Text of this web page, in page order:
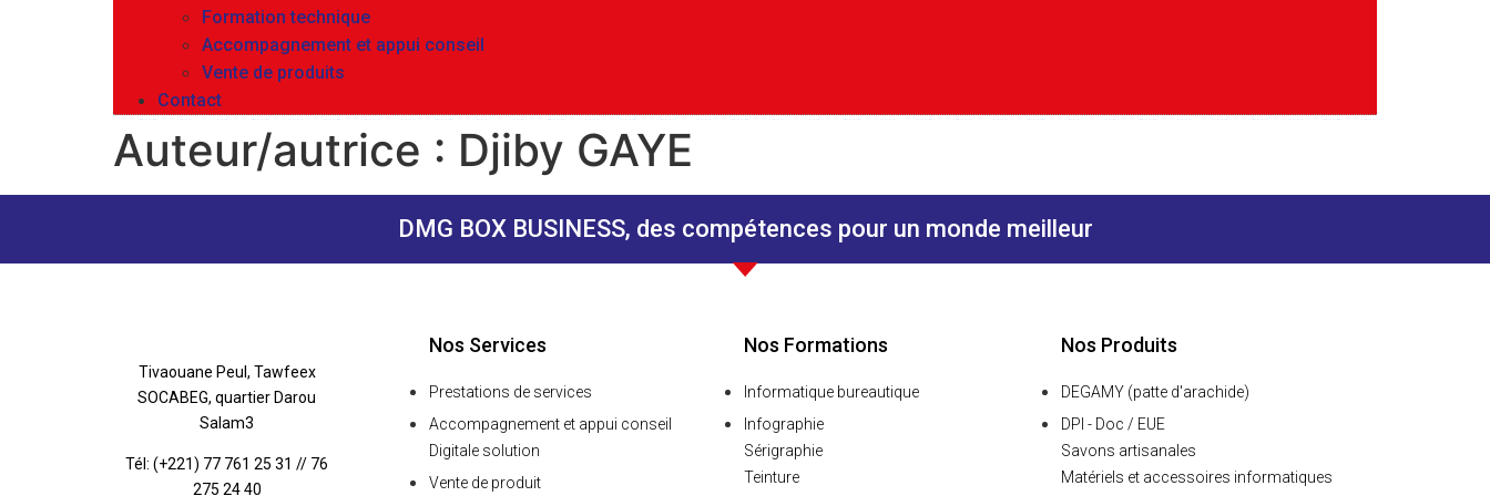
Formation technique
Accompagnement et appui conseil
Vente de produits
Contact
Auteur/autrice : Djiby GAYE
DMG BOX BUSINESS, des compétences pour un monde meilleur
Tivaouane Peul, Tawfeex
SOCABEG, quartier Darou
Salam3
Tél: (+221) 77 761 25 31 // 76
275 24 40
Nos Services
Prestations de services
Accompagnement et appui conseil
Digitale solution
Vente de produit
Nos Formations
Informatique bureautique
Infographie
Sérigraphie
Teinture
Nos Produits
DEGAMY (patte d'arachide)
DPI - Doc / EUE
Savons artisanales
Matériels et accessoires informatiques